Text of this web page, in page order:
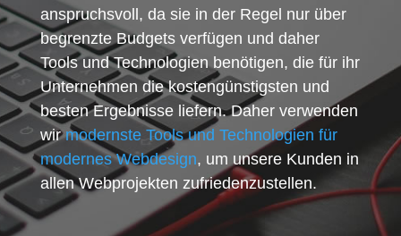
anspruchsvoll, da sie in der Regel nur über
begrenzte Budgets verfügen und daher
Tools und Technologien benötigen, die für ihr
Unternehmen die kostengünstigsten und
besten Ergebnisse liefern. Daher verwenden
wirmodernste Tools und Technologien für
modernes Webdesign, um unsere Kunden in
allen Webprojekten zufriedenzustellen.